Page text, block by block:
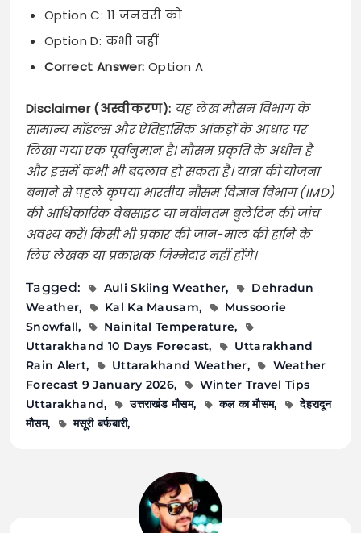
Option C: 11 जनवरी को
Option D: कभी नहीं
Correct Answer: Option A
Disclaimer (अस्वीकरण): यह लेख मौसम विभाग के
सामान्य मॉडल्स और ऐतिहासिक आंकड़ों के आधार पर
लिखा गया एक पूर्वानुमान है। मौसम प्रकृति के अधीन है
और इसमें कभी भी बदलाव हो सकता है। यात्रा की योजना
बनाने से पहले कृपया भारतीय मौसम विज्ञान विभाग (IMD)
की आधिकारिक वेबसाइट या नवीनतम बुलेटिन की जांच
अवश्य करें। किसी भी प्रकार की जान-माल की हानि के
लिए लेखक या प्रकाशक जिम्मेदार नहीं होंगे।
Tagged: Auli Skiing Weather
Dehradun
Weather
Kal Ka Mausam
Mussoorie
Snowfall
Nainital Temperature
Uttarakhand 10 Days Forecast
Uttarakhand
Rain Alert
Uttarakhand Weather
Weather
Forecast 9 January 2026
Winter Travel Tips
Uttarakhand
उत्तराखंड मौसम कल का मौसम
देहरादून
मौसम
मसूरी बर्फबारी